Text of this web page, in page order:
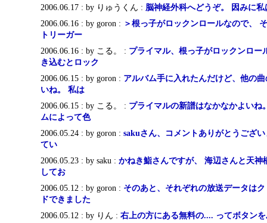
2006.06.17 : by りゅうくん : 脳神経外科へどうぞ。 因みに
2006.06.16 : by goron : ＞根っ子がロックンロールなので、
トリーガー
2006.06.16 : by こる。 : プライマル、根っ子がロックンロー
き込むとロック
2006.06.15 : by goron : アルバム手に入れたんだけど、他の
いね。 私は
2006.06.15 : by こる。 : プライマルの新譜はなかなかよいね
ムによって色
2006.05.24 : by goron : sakuさん、コメントありがとうござ
てい
2006.05.23 : by saku : かねき鮨さんですが、 海辺さんと天神
してお
2006.05.12 : by goron : そのあと、それぞれの放送データは
ドできました
2006.05.12 : by りん : 右上の方にある無料の.... ってボタン